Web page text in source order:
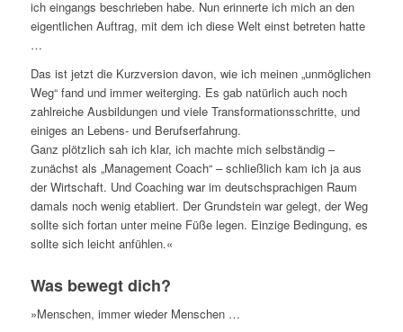
ich eingangs beschrieben habe. Nun erinnerte ich mich an den
eigentlichen Auftrag, mit dem ich diese Welt einst betreten hatte
…
Das ist jetzt die Kurzversion davon, wie ich meinen „unmöglichen
Weg“ fand und immer weiterging. Es gab natürlich auch noch
zahlreiche Ausbildungen und viele Transformationsschritte, und
einiges an Lebens- und Berufserfahrung.
Ganz plötzlich sah ich klar, ich machte mich selbständig –
zunächst als „Management Coach“ – schließlich kam ich ja aus
der Wirtschaft. Und Coaching war im deutschsprachigen Raum
damals noch wenig etabliert. Der Grundstein war gelegt, der Weg
sollte sich fortan unter meine Füße legen. Einzige Bedingung, es
sollte sich leicht anfühlen.«
Was bewegt dich?
»Menschen, immer wieder Menschen …